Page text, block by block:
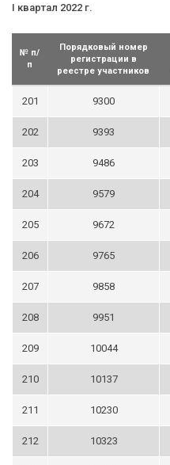
I квартал 2022 г.
№ п/
п
Порядковый номер
регистрации в
реестре участников
201 9300
202 9393
203 9486
204 9579
205 9672
206 9765
207 9858
208 9951
209 10044
210 10137
211 10230
212 10323